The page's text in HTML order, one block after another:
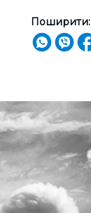
Поширити: